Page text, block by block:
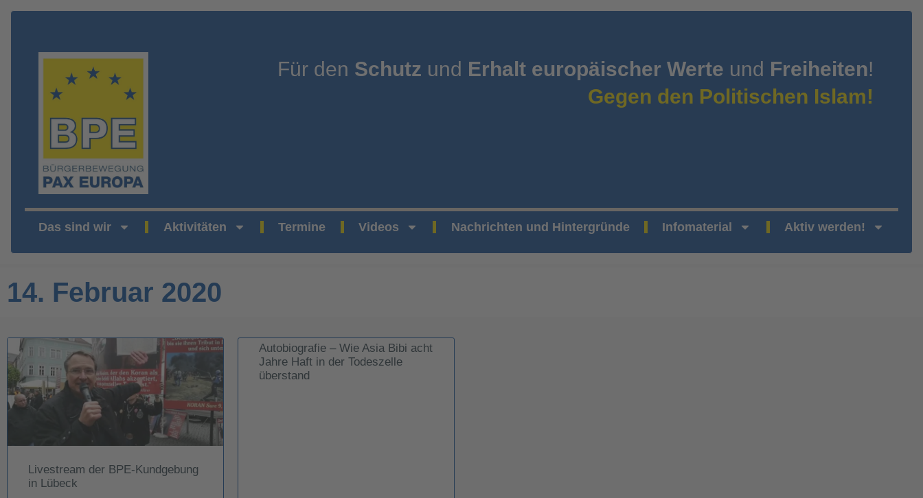
Für den Schutz und Erhalt europäischer Werte und Freiheiten!
Gegen den Politischen Islam!
Das sind wir Aktivitäten Termine Videos Nachrichten und Hintergründe Infomaterial Aktiv werden!
14. Februar 2020
Livestream der BPE-Kundgebung
in Lübeck
Autobiografie – Wie Asia Bibi acht
Jahre Haft in der Todeszelle
überstand